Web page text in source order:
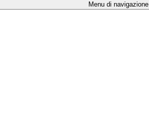
Menu di navigazione